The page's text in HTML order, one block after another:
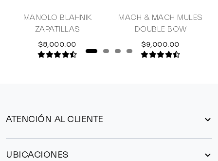
MANOLO BLAHNIK
ZAPATILLAS
$8,000.00
MACH & MACH MULES
DOUBLE BOW
$9,000.00
ATENCIÓN AL CLIENTE
UBICACIONES